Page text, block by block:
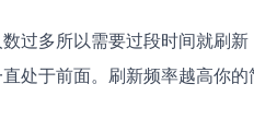
过多所以需要过段时间就刷
处于前面。刷新频率越高你的